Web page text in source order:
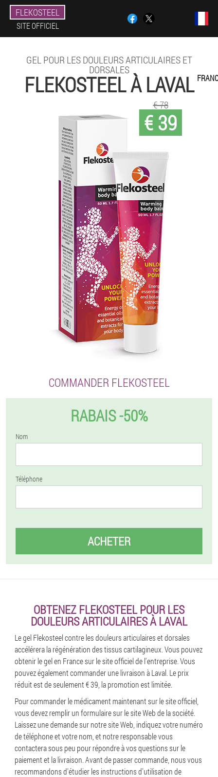
FLEKOSTEEL
SITE OFFICIEL
GEL POUR LES DOULEURS ARTICULAIRES ET
DORSALES
FLEKOSTEEL À LAVAL
€ 39
€ 78
COMMANDER FLEKOSTEEL
RABAIS -50%
Nom
Téléphone
ACHETER
OBTENEZ FLEKOSTEEL POUR LES
DOULEURS ARTICULAIRES À LAVAL
Le gel Flekosteel contre les douleurs articulaires et dorsales
accélérera la régénération des tissus cartilagineux. Vous pouvez
obtenir le gel en France sur le site officiel de l'entreprise. Vous
pouvez également commander une livraison à Laval. Le prix
réduit est de seulement € 39, la promotion est limitée.
Pour commander le médicament maintenant sur le site officiel,
vous devez remplir un formulaire sur le site Web de la société.
Laissez une demande sur notre site Web, indiquez votre numéro
de téléphone et votre nom, et notre responsable vous
contactera sous peu pour répondre à vos questions sur le
paiement et la livraison. Avant de passer commande, nous vous
recommandons d'étudier les instructions d'utilisation de